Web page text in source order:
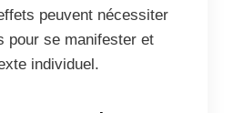
peuvent nécessiter
pour se manifester et
individuel.